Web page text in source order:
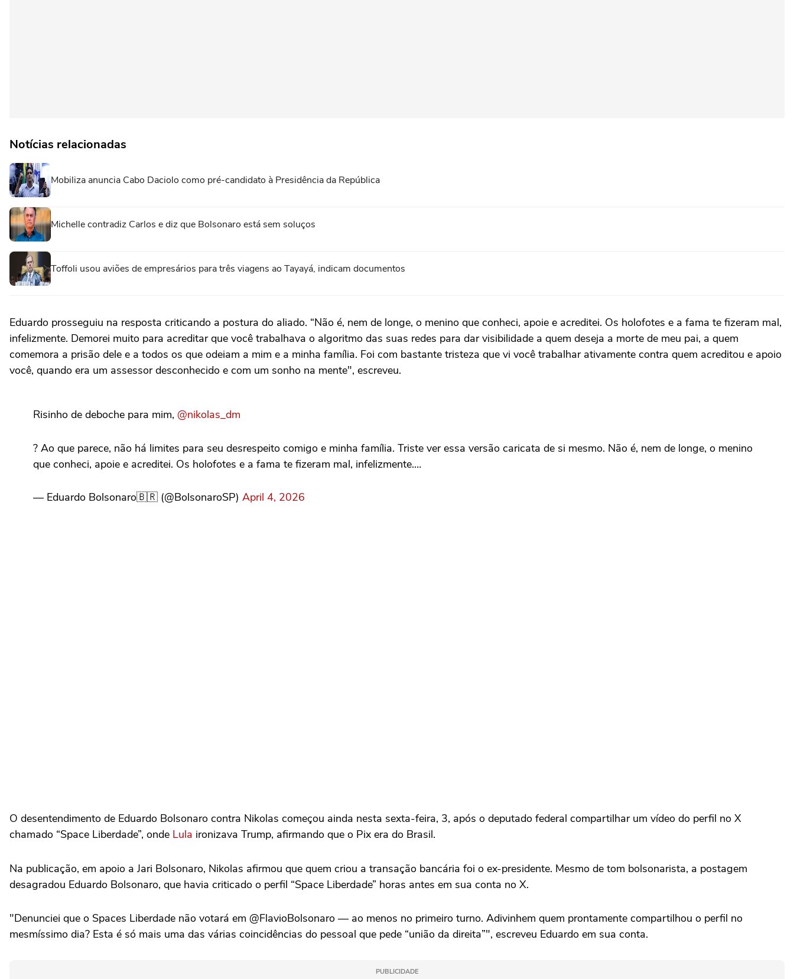
Notícias relacionadas
Mobiliza anuncia Cabo Daciolo como pré-candidato à Presidência da República
Michelle contradiz Carlos e diz que Bolsonaro está sem soluços
Toffoli usou aviões de empresários para três viagens ao Tayayá, indicam documentos
Eduardo prosseguiu na resposta criticando a postura do aliado. “Não é, nem de longe, o menino que conheci, apoie e acreditei. Os holofotes e a fama te fizeram mal,
infelizmente. Demorei muito para acreditar que você trabalhava o algoritmo das suas redes para dar visibilidade a quem deseja a morte de meu pai, a quem
comemora a prisão dele e a todos os que odeiam a mim e a minha família. Foi com bastante tristeza que vi você trabalhar ativamente contra quem acreditou e apoio
você, quando era um assessor desconhecido e com um sonho na mente", escreveu.
Risinho de deboche para mim, @nikolas_dm
? Ao que parece, não há limites para seu desrespeito comigo e minha família. Triste ver essa versão caricata de si mesmo. Não é, nem de longe, o menino
que conheci, apoie e acreditei. Os holofotes e a fama te fizeram mal, infelizmente.…
— Eduardo Bolsonaro🇧🇷 (@BolsonaroSP) April 4, 2026
O desentendimento de Eduardo Bolsonaro contra Nikolas começou ainda nesta sexta-feira, 3, após o deputado federal compartilhar um vídeo do perfil no X
chamado “Space Liberdade”, onde Lula ironizava Trump, afirmando que o Pix era do Brasil.
Na publicação, em apoio a Jari Bolsonaro, Nikolas afirmou que quem criou a transação bancária foi o ex-presidente. Mesmo de tom bolsonarista, a postagem
desagradou Eduardo Bolsonaro, que havia criticado o perfil “Space Liberdade” horas antes em sua conta no X.
"Denunciei que o Spaces Liberdade não votará em @FlavioBolsonaro — ao menos no primeiro turno. Adivinhem quem prontamente compartilhou o perfil no
mesmíssimo dia? Esta é só mais uma das várias coincidências do pessoal que pede “união da direita”", escreveu Eduardo em sua conta.
PUBLICIDADE